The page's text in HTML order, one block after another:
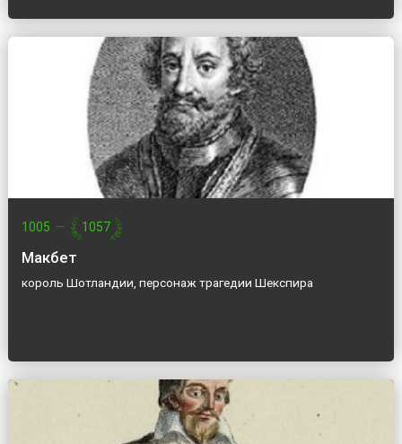
1005 — 1057
Макбет
король Шотландии, персонаж трагедии Шекспира